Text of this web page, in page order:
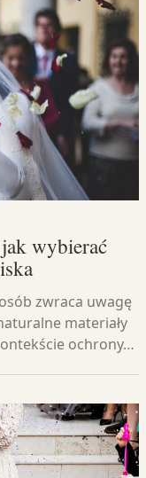
wybierać
zwraca uwagę
materiały
ochrony…